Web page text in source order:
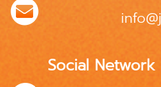
Social Network